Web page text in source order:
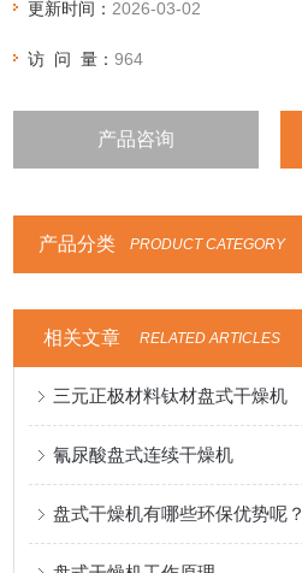
更新时间： 2026-03-02
访 问 量：964
产品咨询
产品分类 PRODUCT CATEGORY
相关文章 RELATED ARTICLES
三元正极材料钛材盘式干燥机
氰尿酸盘式连续干燥机
盘式干燥机有哪些环保优势呢？